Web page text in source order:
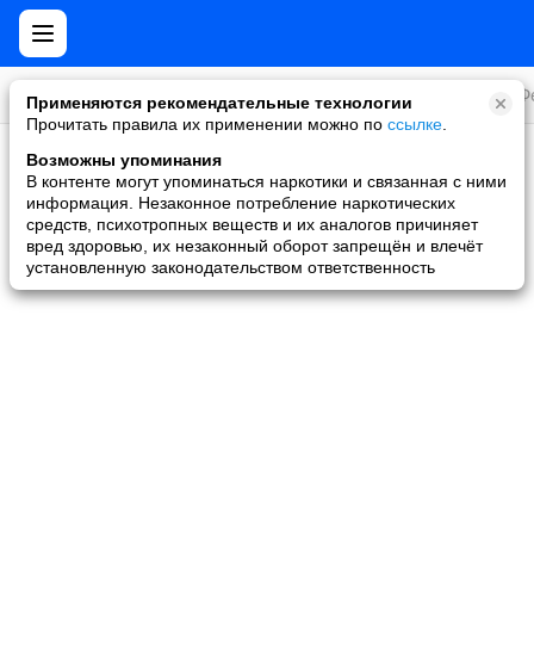
Все игры
Применяются рекомендательные технологии
Прочитать правила их применении можно по ссылке
Возможны упоминания
В контенте могут упоминаться наркотики и связанная с ними
информация. Незаконное потребление наркотических
средств, психотропных веществ и их аналогов причиняет
вред здоровью, их незаконный оборот запрещён и влечёт
установленную законодательством ответственность
Скидки и акции
Ни одной игры не найдено